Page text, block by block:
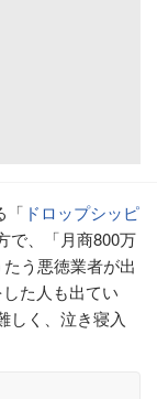
「 ドロップシッピ
で、「月商800万
う悪徳業者が出
た人も出てい
しく、泣き寝入